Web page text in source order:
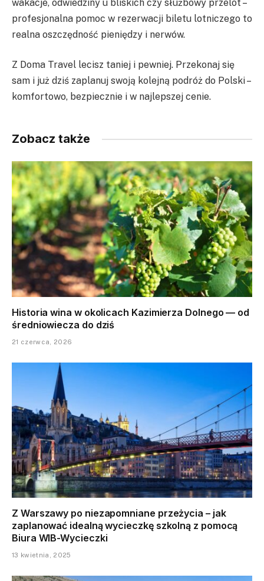
wakacje, odwiedziny u bliskich czy służbowy przelot –
profesjonalna pomoc w rezerwacji biletu lotniczego to
realna oszczędność pieniędzy i nerwów.
Z Doma Travel lecisz taniej i pewniej. Przekonaj się
sam i już dziś zaplanuj swoją kolejną podróż do Polski –
komfortowo, bezpiecznie i w najlepszej cenie.
Zobacz także
Historia wina w okolicach Kazimierza Dolnego — od
średniowiecza do dziś
21 czerwca, 2026
Z Warszawy po niezapomniane przeżycia – jak
zaplanować idealną wycieczkę szkolną z pomocą
Biura WIB-Wycieczki
13 kwietnia, 2025